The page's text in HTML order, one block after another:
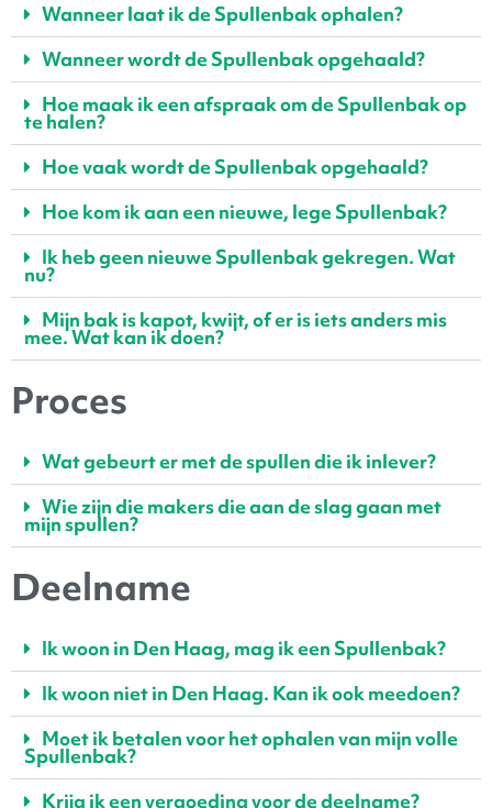
Wanneer laat ik de Spullenbak ophalen?
Wanneer wordt de Spullenbak opgehaald?
Hoe maak ik een afspraak om de Spullenbak op
te halen?
Hoe vaak wordt de Spullenbak opgehaald?
Hoe kom ik aan een nieuwe, lege Spullenbak?
Ik heb geen nieuwe Spullenbak gekregen. Wat
nu?
Mijn bak is kapot, kwijt, of er is iets anders mis
mee. Wat kan ik doen?
Proces
Wat gebeurt er met de spullen die ik inlever?
Wie zijn die makers die aan de slag gaan met
mijn spullen?
Deelname
Ik woon in Den Haag, mag ik een Spullenbak?
Ik woon niet in Den Haag. Kan ik ook meedoen?
Moet ik betalen voor het ophalen van mijn volle
Spullenbak?
Krijg ik een vergoeding voor de deelname?